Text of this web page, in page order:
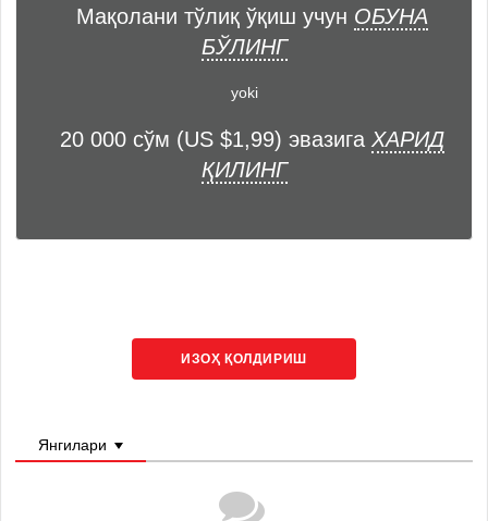
Мақолани тўлиқ ўқиш учун ОБУНА
БЎЛИНГ
yoki
20 000 сўм (US $1,99) эвазига ХАРИД
ҚИЛИНГ
ИЗОҲ ҚОЛДИРИШ
Янгилари